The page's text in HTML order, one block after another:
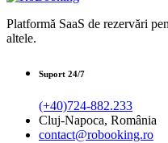
Platformă SaaS de rezervări
altele.
Suport 24/7
(+40)724-882.233
Cluj-Napoca, România
contact@robooking.ro